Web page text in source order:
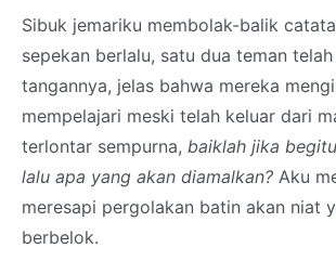
Sibuk jemariku membolak-balik
sepekan berlalu, satu dua teman
tangannya, jelas bahwa mereka
mempelajari meski telah keluar dari
terlontar sempurna, baiklah jika
lalu apa yang akan diamalkan? Aku
meresapi pergolakan batin akan niat
berbelok.